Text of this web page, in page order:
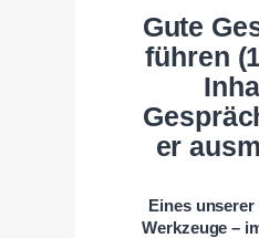
Gute
führen
er
Eines
Werkzeuge –